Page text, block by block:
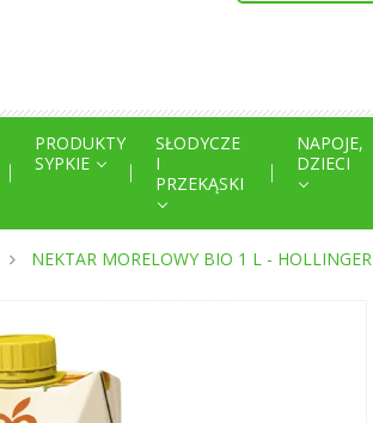
PRODUKTY
SYPKIE
SŁODYCZE
I
PRZEKĄSKI
NAPOJE,
DZIECI
NEKTAR MORELOWY BIO 1 L - HOLLINGER